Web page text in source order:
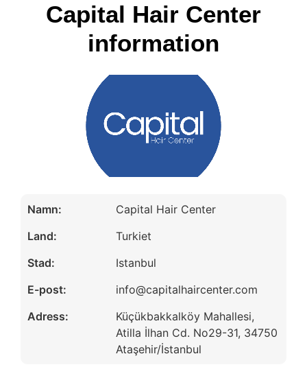
Capital Hair Center
information
Namn:
Land:
Stad:
E-post:
Adress:
Capital Hair Center
Turkiet
Istanbul
info@capitalhaircenter.com
Küçükbakkalköy Mahallesi,
Atilla İlhan Cd. No29-31, 34750
Ataşehir/İstanbul